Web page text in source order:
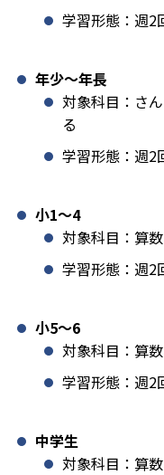
学習形態：週2
年少〜年長
対象科目：さ
る
学習形態：週2
小1️〜4
対象科目：算
学習形態：週2
小5〜6
対象科目：算
学習形態：週2
中学生
対象科目：算